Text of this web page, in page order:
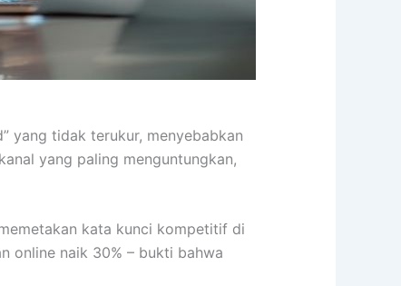
yang tidak terukur, menyebabkan
yang paling menguntungkan,
kata kunci kompetitif di
online naik 30% – bukti bahwa